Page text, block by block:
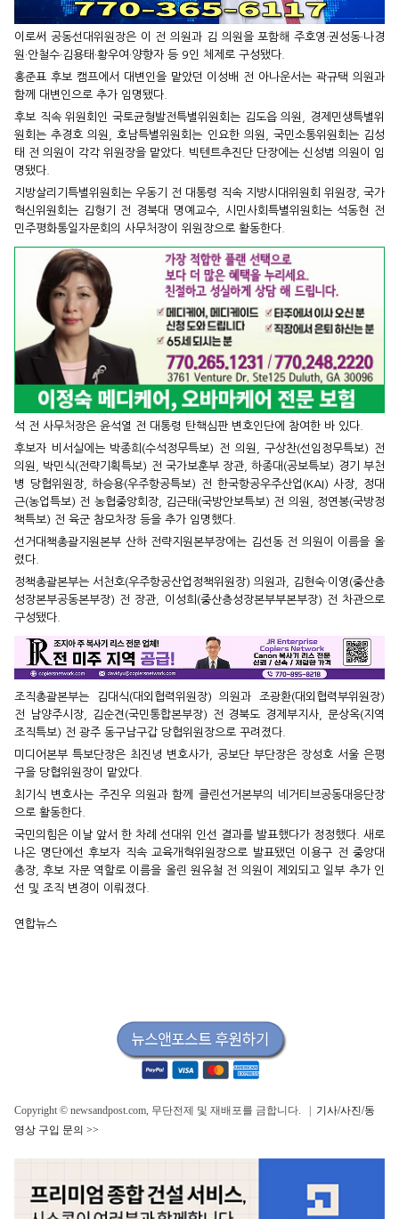
이로써 공동선대위원장은 이 전 의원과 김 의원을 포함해 주호영·권성동·나경
원·안철수·김용태·황우여·양향자 등 9인 체제로 구성됐다.
홍준표 후보 캠프에서 대변인을 맡았던 이성배 전 아나운서는 곽규택 의원과
함께 대변인으로 추가 임명됐다.
후보 직속 위원회인 국토균형발전특별위원회는 김도읍 의원, 경제민생특별위
원회는 추경호 의원, 호남특별위원회는 인요한 의원, 국민소통위원회는 김성
태 전 의원이 각각 위원장을 맡았다. 빅텐트추진단 단장에는 신성범 의원이 임
명됐다.
지방살리기특별위원회는 우동기 전 대통령 직속 지방시대위원회 위원장, 국가
혁신위원회는 김형기 전 경북대 명예교수, 시민사회특별위원회는 석동현 전
민주평화통일자문회의 사무처장이 위원장으로 활동한다.
석 전 사무처장은 윤석열 전 대통령 탄핵심판 변호인단에 참여한 바 있다.
후보자 비서실에는 박종희(수석정무특보) 전 의원, 구상찬(선임정무특보) 전
의원, 박민식(전략기획특보) 전 국가보훈부 장관, 하종대(공보특보) 경기 부천
병 당협위원장, 하승용(우주항공특보) 전 한국항공우주산업(KAI) 사장, 정대
근(농업특보) 전 농협중앙회장, 김근태(국방안보특보) 전 의원, 정연봉(국방정
책특보) 전 육군 참모차장 등을 추가 임명했다.
선거대책총괄지원본부 산하 전략지원본부장에는 김선동 전 의원이 이름을 올
렸다.
정책총괄본부는 서천호(우주항공산업정책위원장) 의원과, 김현숙·이영(중산층
성장본부공동본부장) 전 장관, 이성희(중산층성장본부부본부장) 전 차관으로
구성됐다.
조직총괄본부는 김대식(대외협력위원장) 의원과 조광환(대외협력부위원장)
전 남양주시장, 김순견(국민통합본부장) 전 경북도 경제부지사, 문상옥(지역
조직특보) 전 광주 동구남구갑 당협위원장으로 꾸려졌다.
미디어본부 특보단장은 최진녕 변호사가, 공보단 부단장은 장성호 서울 은평
구을 당협위원장이 맡았다.
최기식 변호사는 주진우 의원과 함께 클린선거본부의 네거티브공동대응단장
으로 활동한다.
국민의힘은 이날 앞서 한 차례 선대위 인선 결과를 발표했다가 정정했다. 새로
나온 명단에선 후보자 직속 교육개혁위원장으로 발표됐던 이용구 전 중앙대
총장, 후보 자문 역할로 이름을 올린 원유철 전 의원이 제외되고 일부 추가 인
선 및 조직 변경이 이뤄졌다.
연합뉴스
Copyright © newsandpost.com, 무단전제 및 재배포를 금합니다. | 기사/사진/동
영상 구입 문의 >>